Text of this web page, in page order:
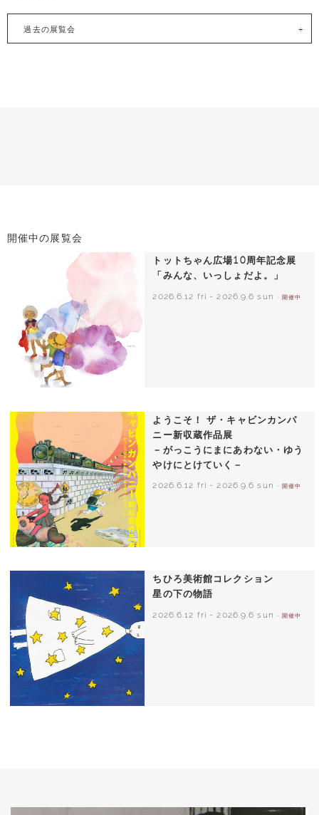
過去の展覧会
開催中の展覧会
トットちゃん広場10周年記念展
「みんな、いっしょだよ。」
2026.6.12 fri - 2026.9.6 sun - 開催中
ようこそ！ ザ・キャビンカンパ
ニー新収蔵作品展
－がっこうにまにあわない・ゆう
やけにとけていく－
2026.6.12 fri -2026.9.6 sun - 開催中
ちひろ美術館コレクション
星の下の物語
2026.6.12 fri - 2026.9.6 sun - 開催中